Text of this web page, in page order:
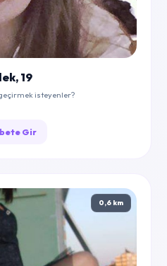
19
isteyenler?
Gir
0,6 km